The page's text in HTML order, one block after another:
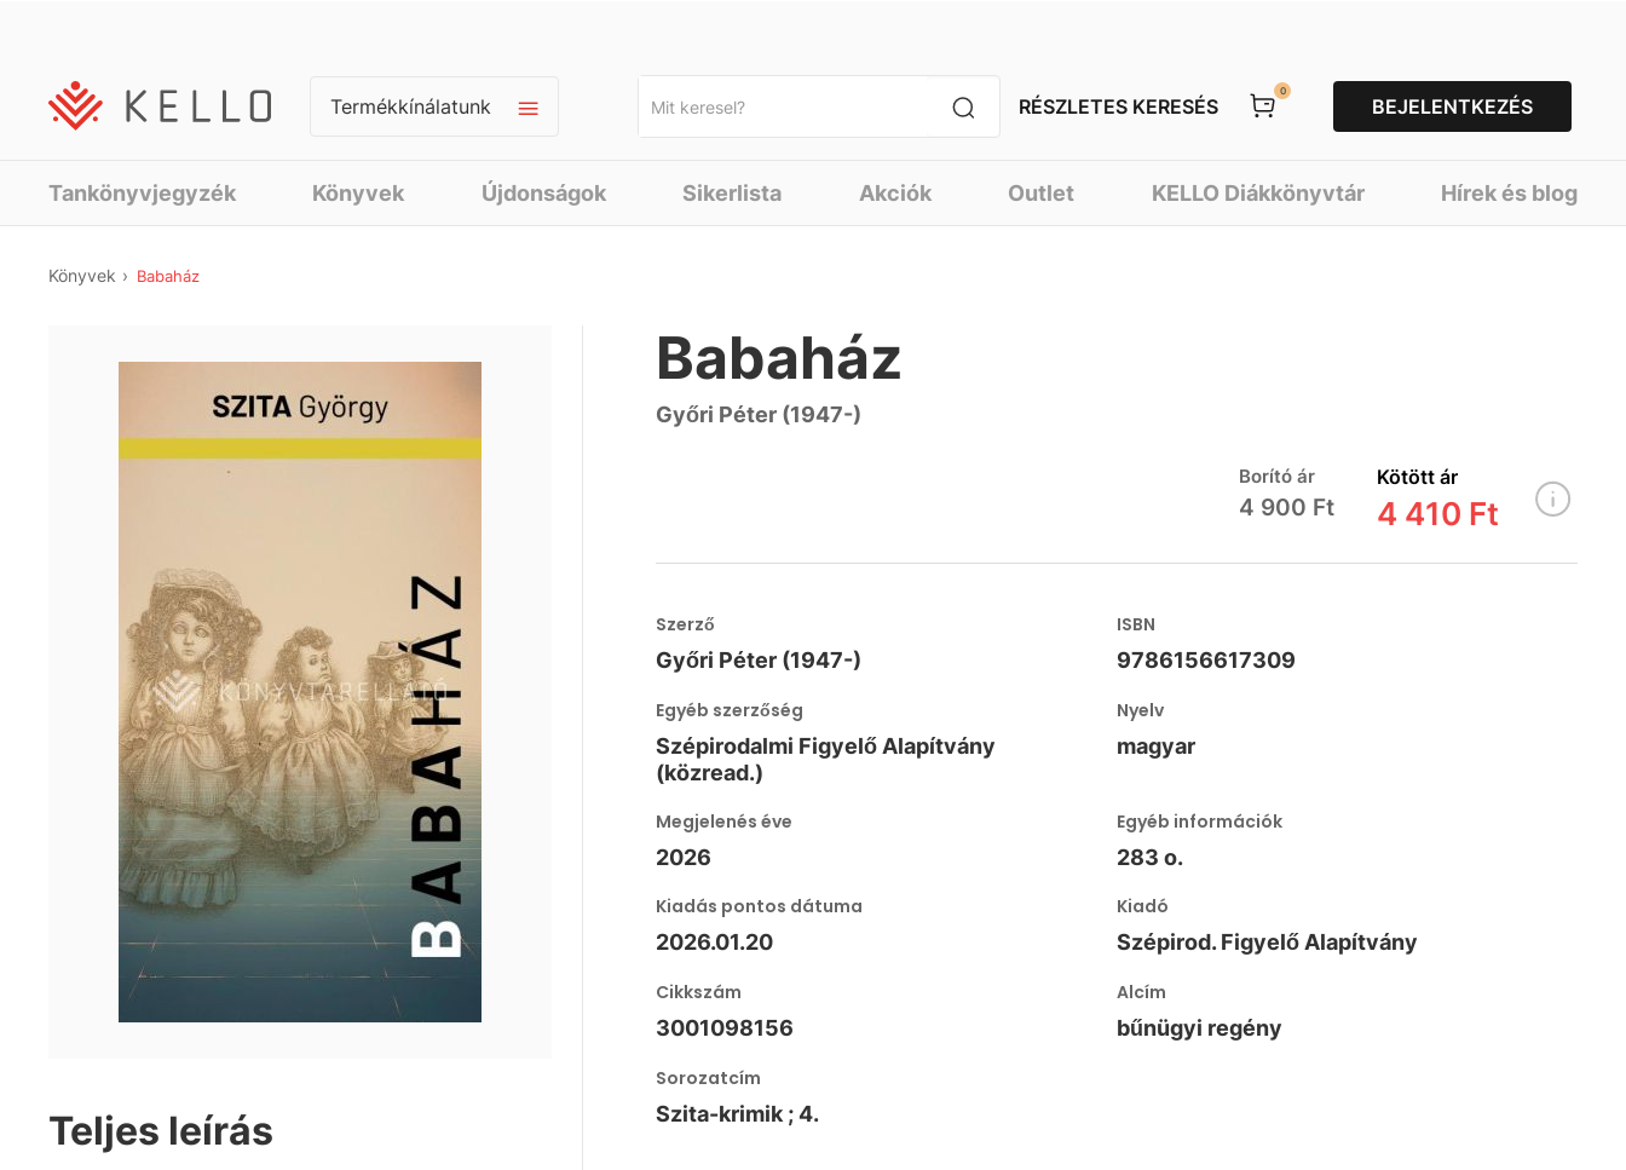
Termékkínálatunk RÉSZLETES KERESÉS
0
BEJELENTKEZÉS
Tankönyvjegyzék Könyvek Újdonságok Sikerlista Akciók Outlet KELLO Diákkönyvtár Hírek és blog
Könyvek Babaház
Teljes leírás
Babaház
Győri Péter (1947-)
Borító ár
4 900 Ft
Kötött ár
4 410 Ft
Szerző
Győri Péter (1947-)
ISBN
9786156617309
Egyéb szerzőség
Szépirodalmi Figyelő Alapítvány
(közread.)
Nyelv
magyar
Megjelenés éve
2026
Egyéb információk
283 o.
Kiadás pontos dátuma
2026.01.20
Kiadó
Szépirod. Figyelő Alapítvány
Cikkszám
3001098156
Alcím
bűnügyi regény
Sorozatcím
Szita-krimik ; 4.